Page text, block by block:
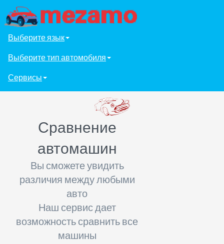
Выберите язык
Выберите тип автомобиля
Сервисы
Сравнение
автомашин
Вы сможете увидить
различия между любыми
авто
Наш сервис дает
возможность сравнить все
машины